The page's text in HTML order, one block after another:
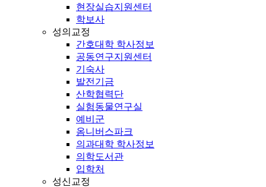
현장실습지원센터
학보사
성의교정
간호대학 학사정보
공동연구지원센터
기숙사
발전기금
산학협력단
실험동물연구실
예비군
옴니버스파크
의과대학 학사정보
의학도서관
입학처
성신교정